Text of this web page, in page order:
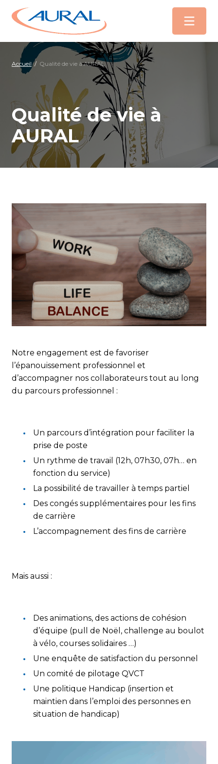
Menu
Accueil / Qualité de vie à AURAL
Qualité de vie à
AURAL
Notre engagement est de favoriser
l’épanouissement professionnel et
d’accompagner nos collaborateurs tout au long
du parcours professionnel :
Un parcours d’intégration pour faciliter la
prise de poste
Un rythme de travail (12h, 07h30, 07h… en
fonction du service)
La possibilité de travailler à temps partiel
Des congés supplémentaires pour les fins
de carrière
L’accompagnement des fins de carrière
Mais aussi :
Des animations, des actions de cohésion
d’équipe (pull de Noël, challenge au boulot
à vélo, courses solidaires …)
Une enquête de satisfaction du personnel
Un comité de pilotage QVCT
Une politique Handicap (insertion et
maintien dans l’emploi des personnes en
situation de handicap)